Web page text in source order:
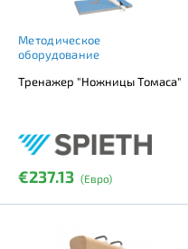
Методическое
оборудование
Тренажер "Ножницы Томаса"
€237.13 (Евро)